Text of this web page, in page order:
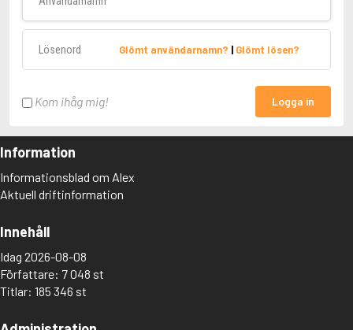
Glömt användarnamn? | Glömt lösen?
Kom ihåg mig! Logga in
Information
Informationsblad om Alex
Aktuell driftinformation
Innehåll
Idag 2026-08-08
Författare: 7 048 st
Titlar: 185 346 st